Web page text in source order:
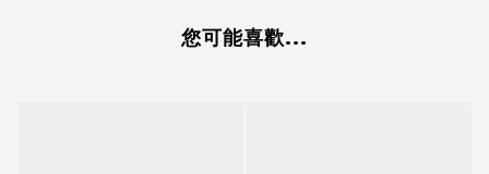
您可能喜歡...